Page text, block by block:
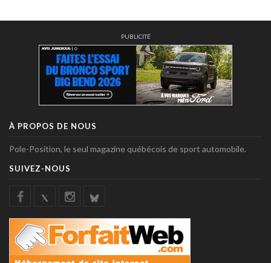
PUBLICITÉ
À PROPOS DE NOUS
Pole-Position, le seul magazine québécois de sport automobile.
SUIVEZ-NOUS